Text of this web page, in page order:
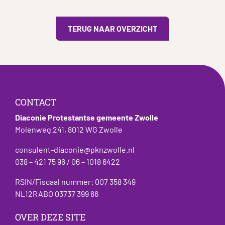
TERUG NAAR OVERZICHT
CONTACT
Diaconie Protestantse gemeente Zwolle
Molenweg 241, 8012 WG Zwolle
consulent-diaconie@pknzwolle.nl
038 – 421 75 96 / 06 – 1018 6422
RSIN/Fiscaal nummer: 007 358 349
NL12RABO 03737 399 66
OVER DEZE SITE